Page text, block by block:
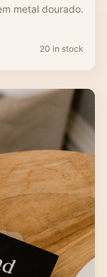
metal dourado.
20 in stock